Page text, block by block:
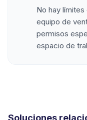
No hay
equipo de
permisos
espacio de
Soluciones